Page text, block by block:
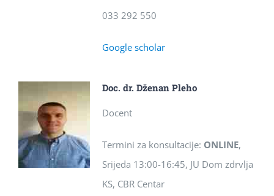
033 292 550
Google scholar
Doc. dr. Dženan Pleho
Docent
Termini za konsultacije: ONLINE,
Srijeda 13:00-16:45, JU Dom zdrvlja
KS, CBR Centar